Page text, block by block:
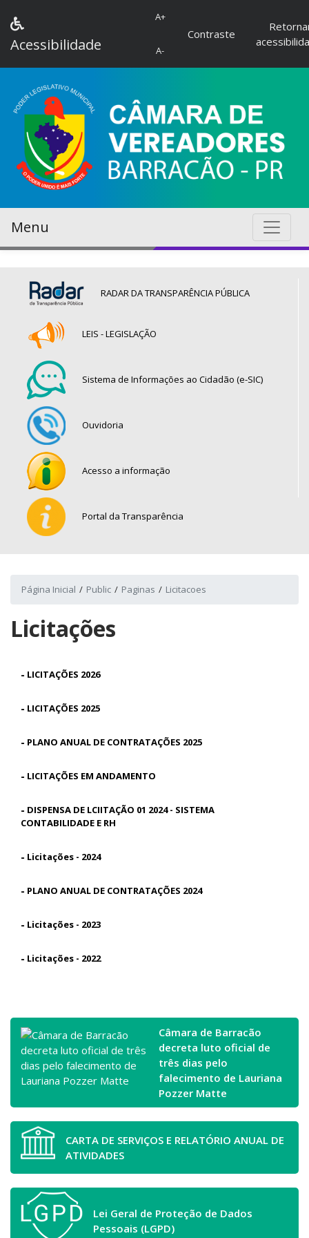
Acessibilidade
A+
A-
Contraste
Menu
RADAR DA TRANSPARÊNCIA PÚBLICA
LEIS - LEGISLAÇÃO
Sistema de Informações ao Cidadão (e-SIC)
Ouvidoria
Acesso a informação
Portal da Transparência
Página Inicial Public Paginas Licitacoes
Licitações
- LICITAÇÕES 2026
- LICITAÇÕES 2025
- PLANO ANUAL DE CONTRATAÇÕES 2025
- LICITAÇÕES EM ANDAMENTO
- DISPENSA DE LCIITAÇÃO 01 2024 - SISTEMA
CONTABILIDADE E RH
- Licitações - 2024
- PLANO ANUAL DE CONTRATAÇÕES 2024
- Licitações - 2023
- Licitações - 2022
Câmara de Barracão
decreta luto oficial de
três dias pelo
falecimento de Lauriana
Pozzer Matte
CARTA DE SERVIÇOS E RELATÓRIO ANUAL DE
ATIVIDADES
Lei Geral de Proteção de Dados
Pessoais (LGPD)